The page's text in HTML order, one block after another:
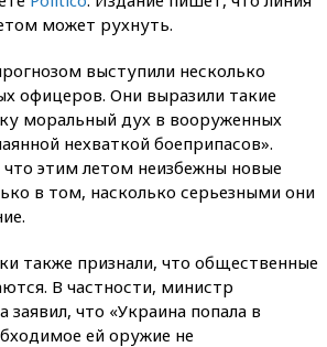
может рухнуть.
выступили несколько
офицеров. Они выразили такие
моральный дух в вооруженных
нехваткой боеприпасов».
этим летом неизбежны новые
в том, насколько серьезными они
также признали, что общественные
В частности, министр
заявил, что «Украина попала в
ей оружие не